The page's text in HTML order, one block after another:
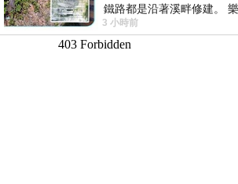
鐵路都是沿著溪畔修建。
但因與臺鐵集集線車站同名
3 小時前